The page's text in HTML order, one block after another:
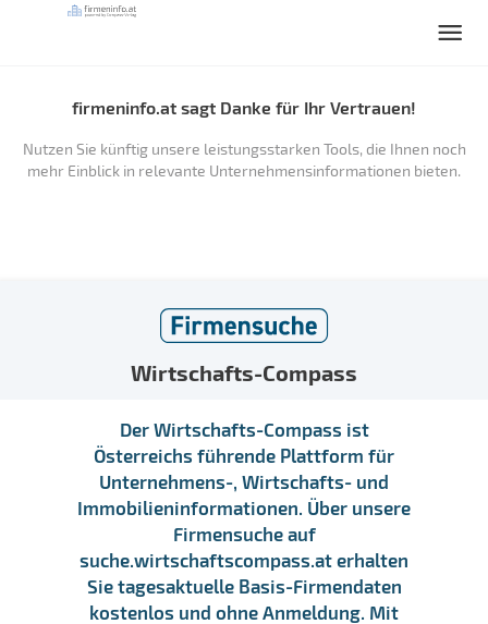
firmeninfo.at sagt Danke für Ihr Vertrauen!
Nutzen Sie künftig unsere leistungsstarken Tools, die Ihnen noch
mehr Einblick in relevante Unternehmensinformationen bieten.
Wirtschafts-Compass
Der Wirtschafts-Compass ist
Österreichs führende Plattform für
Unternehmens-, Wirtschafts- und
Immobilieninformationen. Über unsere
Firmensuche auf
suche.wirtschaftscompass.at erhalten
Sie tagesaktuelle Basis-Firmendaten
kostenlos und ohne Anmeldung. Mit